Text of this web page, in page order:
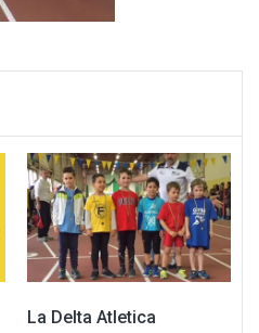
La Delta Atletica